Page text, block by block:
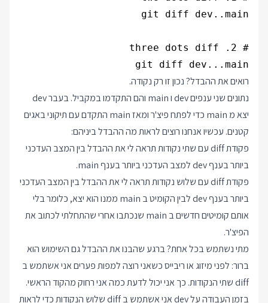
git diff dev...main
רואים את ההבדל? נכון זו רק נקודה.
נתונים שני ענפים dev ו main והם התקדמו במקביל. בעבר dev
יצא מ main כדי לפתח פיצ'ר ומאז main התקדם עם תיקוני באגים
קטנים. עכשיו אנחנו רוצים לראות מה ההבדל ביניהם:
פקודת diff עם שתי נקודות תראה לי את ההבדל בין המצב העדכני
ביותר בענף dev למצב העדכני ביותר בענף main.
פקודת diff עם שלוש נקודות תראה לי את ההבדל בין המצב העדכני
ביותר בענף dev לבין הקומיט ב main ממנו הוא יצא, כלומר בלי
אותם קומיטים חדשים ב main שנכתבו אחרי שהתחלתי לכתוב את
הפיצ'ר.
מתי נשתמש בכל אחת? ברגע שהבנו את ההבדל גם השימוש הוא
ברור: לפני מיזוג או ריבייס כשאני רוצה למפות פערים אני אשתמש ב
diff שתי הנקודות. כך אני יכול לדעת כמה אני רחוק מהקוד הראשי.
בזמן העבודה על dev אני אשתמש ב diff שלוש הנקודות כדי לראות